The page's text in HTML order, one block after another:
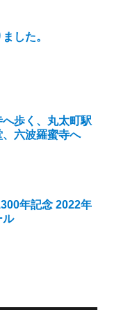
した。
歩く、丸太町駅
六波羅蜜寺へ
年記念 2022年
ル